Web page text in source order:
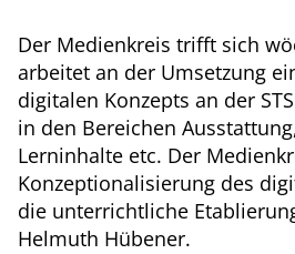
Der Medienkreis trifft sich
arbeitet an der Umsetzung
digitalen Konzepts an der
in den Bereichen
Lerninhalte etc. Der
Konzeptionalisierung des
die unterrichtliche
Helmuth Hübener.